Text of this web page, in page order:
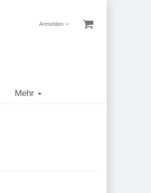
Anmelden
Mehr